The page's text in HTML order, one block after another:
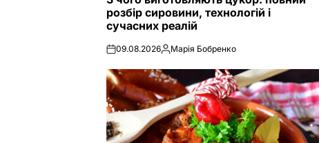
розбір сировини, технологій і
сучасних реалій
on09.08.2026Posted
Марія Бобренко